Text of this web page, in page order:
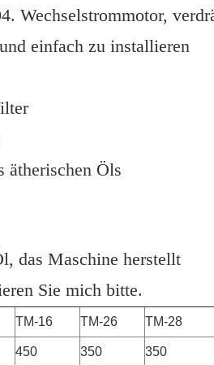
Wechselstrommotor,
einfach zu installieren
ätherischen Öls
das Maschine herstellt
Sie mich bitte.
TM-16 TM-26 TM-28
450 350 350